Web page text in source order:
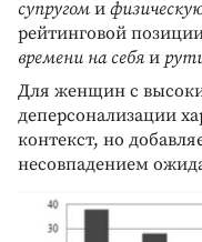
супругом и
рейтинговой
времени на себя и
Для женщин с
деперсонализации
контекст, но
несовпадением